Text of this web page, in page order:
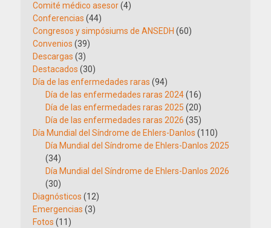
Comité médico asesor(4)
Conferencias (44)
Congresos y simpósiums de ANSEDH (60)
Convenios (39)
Descargas (3)
Destacados (30)
Día de las enfermedades raras (94)
Día de las enfermedades raras 2024(16)
Día de las enfermedades raras 2025 (20)
Día de las enfermedades raras 2026 (35)
Día Mundial del Síndrome de Ehlers-Danlos (110)
Día Mundial del Síndrome de Ehlers-Danlos 2025
(34)
Día Mundial del Síndrome de Ehlers-Danlos 2026
(30)
Diagnósticos (12)
Emergencias (3)
Fotos (11)